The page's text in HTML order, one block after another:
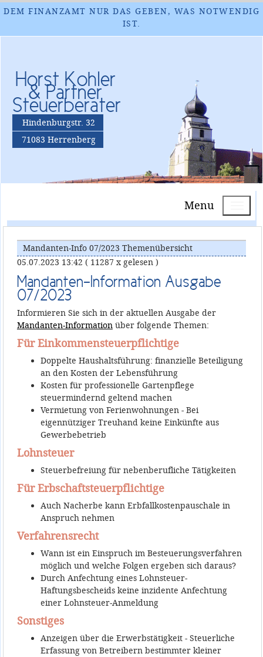
DEM FINANZAMT NUR DAS GEBEN, WAS NOTWENDIG
IST.
Horst Kohler
& Partner
Steuerberater
Hindenburgstr. 32
71083 Herrenberg
Menu
Mandanten-Info 07/2023 Themenübersicht
05.07.2023 13:42 ( 11287 x gelesen )
Mandanten-Information Ausgabe
07/2023
Informieren Sie sich in der aktuellen Ausgabe der
Mandanten-Informationüber folgende Themen:
Für Einkommensteuerpflichtige
Doppelte Haushaltsführung: finanzielle Beteiligung
an den Kosten der Lebensführung
Kosten für professionelle Gartenpflege
steuermindernd geltend machen
Vermietung von Ferienwohnungen - Bei
eigennütziger Treuhand keine Einkünfte aus
Gewerbebetrieb
Lohnsteuer
Steuerbefreiung für nebenberufliche Tätigkeiten
Für Erbschaftsteuerpflichtige
Auch Nacherbe kann Erbfallkostenpauschale in
Anspruch nehmen
Verfahrensrecht
Wann ist ein Einspruch im Besteuerungsverfahren
möglich und welche Folgen ergeben sich daraus?
Durch Anfechtung eines Lohnsteuer-
Haftungsbescheids keine inzidente Anfechtung
einer Lohnsteuer-Anmeldung
Sonstiges
Anzeigen über die Erwerbstätigkeit - Steuerliche
Erfassung von Betreibern bestimmter kleiner